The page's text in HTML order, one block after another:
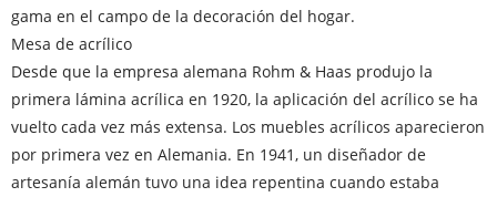
gama en el campo de la decoración del hogar.
Mesa de acrílico
Desde que la empresa alemana Rohm & Haas produjo la
primera lámina acrílica en 1920, la aplicación del acrílico se ha
vuelto cada vez más extensa. Los muebles acrílicos aparecieron
por primera vez en Alemania. En 1941, un diseñador de
artesanía alemán tuvo una idea repentina cuando estaba